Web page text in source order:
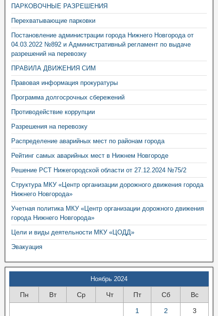
ПАРКОВОЧНЫЕ РАЗРЕШЕНИЯ
Перехватывающие парковки
Постановление администрации города Нижнего Новгорода от
04.03.2022 №892 и Административный регламент по выдаче
разрешений на перевозку
ПРАВИЛА ДВИЖЕНИЯ СИМ
Правовая информация прокуратуры
Программа долгосрочных сбережений
Противодействие коррупции
Разрешения на перевозку
Распределение аварийных мест по районам города
Рейтинг самых аварийных мест в Нижнем Новгороде
Решение РСТ Нижегородской области от 27.12.2024 №75/2
Структура МКУ «Центр организации дорожного движения города
Нижнего Новгорода»
Учетная политика МКУ «Центр организации дорожного движения
города Нижнего Новгорода»
Цели и виды деятельности МКУ «ЦОДД»
Эвакуация
Ноябрь 2024
Пн Вт Ср Чт Пт Сб Вс
1 2 3